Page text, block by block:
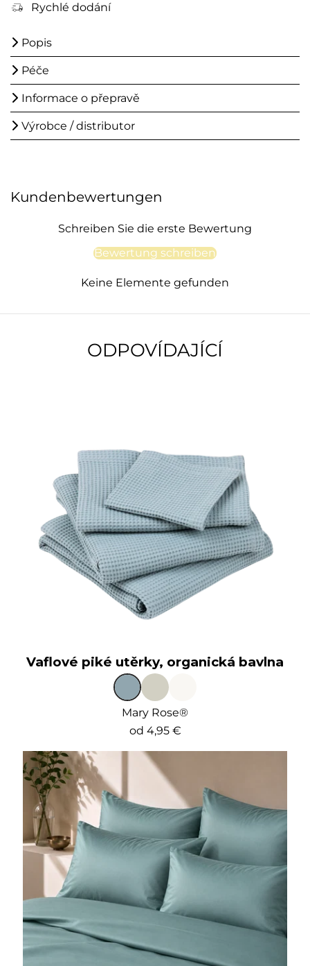
Rychlé dodání
Popis
Péče
Informace o přepravě
Výrobce / distributor
Kundenbewertungen
Schreiben Sie die erste Bewertung
Bewertung schreiben
Keine Elemente gefunden
ODPOVÍDAJÍCÍ
Vaflové piké utěrky, organická bavlna
Mary Rose®
od 4,95 €